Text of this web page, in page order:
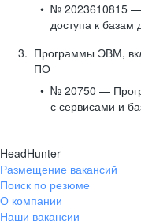
№ 2023610815 —
доступа к базам
Программы ЭВМ,
ПО
№ 20750 —
с сервисами и
HeadHunter
Размещение вакансий
Поиск по резюме
О компании
Наши вакансии